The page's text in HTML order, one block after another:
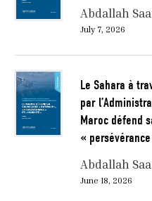
Abdallah
July 7, 2026
Le Sahara à
par
Maroc défend
«
Abdallah
June 18, 2026